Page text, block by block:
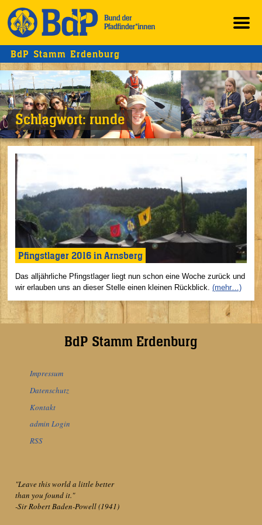
BdP Stamm Erdenburg
Schlagwort:runde
Pfingstlager 2016 in Arnsberg
Das alljährliche Pfingstlager liegt nun schon eine Woche zurück und
wir erlauben uns an dieser Stelle einen kleinen Rückblick. (mehr…)
BdP Stamm Erdenburg
Impressum
Datenschutz
Kontakt
admin Login
RSS
"Leave this world a little better
than you found it."
-Sir Robert Baden-Powell (1941)